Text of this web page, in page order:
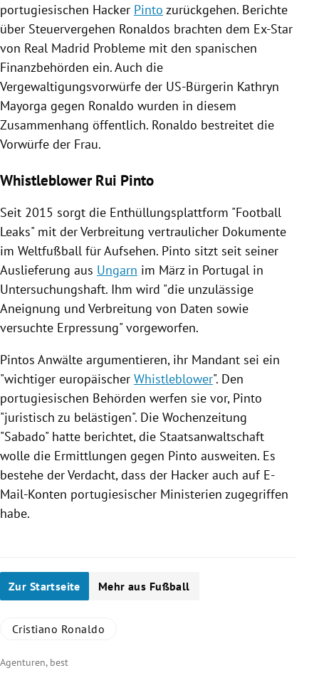
portugiesischen Hacker Pinto zurückgehen. Berichte
über Steuervergehen Ronaldos brachten dem Ex-Star
von Real Madrid Probleme mit den spanischen
Finanzbehörden ein. Auch die
Vergewaltigungsvorwürfe der US-Bürgerin Kathryn
Mayorga gegen Ronaldo wurden in diesem
Zusammenhang öffentlich. Ronaldo bestreitet die
Vorwürfe der Frau.
Whistleblower Rui Pinto
Seit 2015 sorgt die Enthüllungsplattform "Football
Leaks" mit der Verbreitung vertraulicher Dokumente
im Weltfußball für Aufsehen. Pinto sitzt seit seiner
Auslieferung aus Ungarn im März in Portugal in
Untersuchungshaft. Ihm wird "die unzulässige
Aneignung und Verbreitung von Daten sowie
versuchte Erpressung" vorgeworfen.
Pintos Anwälte argumentieren, ihr Mandant sei ein
"wichtiger europäischer Whistleblower". Den
portugiesischen Behörden werfen sie vor, Pinto
"juristisch zu belästigen". Die Wochenzeitung
"Sabado" hatte berichtet, die Staatsanwaltschaft
wolle die Ermittlungen gegen Pinto ausweiten. Es
bestehe der Verdacht, dass der Hacker auch auf E-
Mail-Konten portugiesischer Ministerien zugegriffen
habe.
Zur Startseite Mehr aus Fußball
Cristiano Ronaldo
Agenturen, best